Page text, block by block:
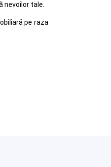
nevoilor tale.
pe raza